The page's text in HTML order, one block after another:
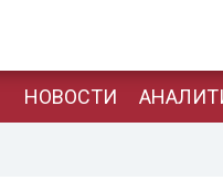
НОВОСТИ